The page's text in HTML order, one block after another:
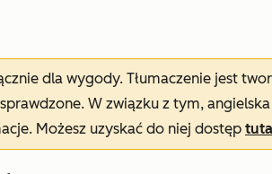
dla wygody. Tłumaczenie jest
W związku z tym,
Możesz uzyskać do niej dostęp